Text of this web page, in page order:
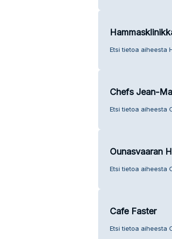
Etsi tietoa aiheesta
Chefs Jean-
Etsi tietoa aiheesta
Ounasvaaran
Etsi tietoa aiheesta
Cafe Faster
Etsi tietoa aiheesta